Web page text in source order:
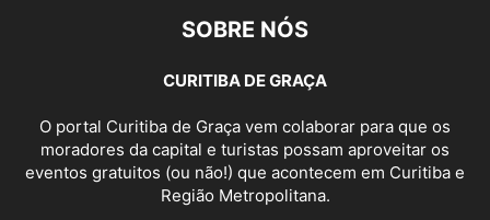
SOBRE NÓS
CURITIBA DE GRAÇA
O portal Curitiba de Graça vem colaborar para que os
moradores da capital e turistas possam aproveitar os
eventos gratuitos (ou não!) que acontecem em Curitiba e
Região Metropolitana.